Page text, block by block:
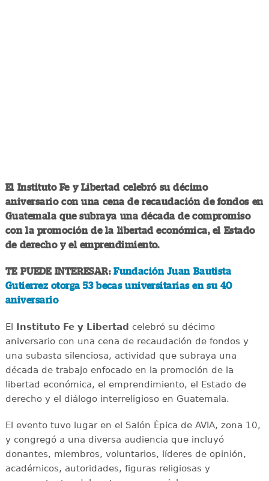
El Instituto Fe y Libertad celebró su décimo
aniversario con una cena de recaudación de fondos en
Guatemala que subraya una década de compromiso
con la promoción de la libertad económica, el Estado
de derecho y el emprendimiento.
TE PUEDE INTERESAR:Fundación Juan Bautista
Gutierrez otorga 53 becas universitarias en su 40
aniversario
El Instituto Fe y Libertad celebró su décimo
aniversario con una cena de recaudación de fondos y
una subasta silenciosa, actividad que subraya una
década de trabajo enfocado en la promoción de la
libertad económica, el emprendimiento, el Estado de
derecho y el diálogo interreligioso en Guatemala.
El evento tuvo lugar en el Salón Épica de AVIA, zona 10,
y congregó a una diversa audiencia que incluyó
donantes, miembros, voluntarios, líderes de opinión,
académicos, autoridades, figuras religiosas y